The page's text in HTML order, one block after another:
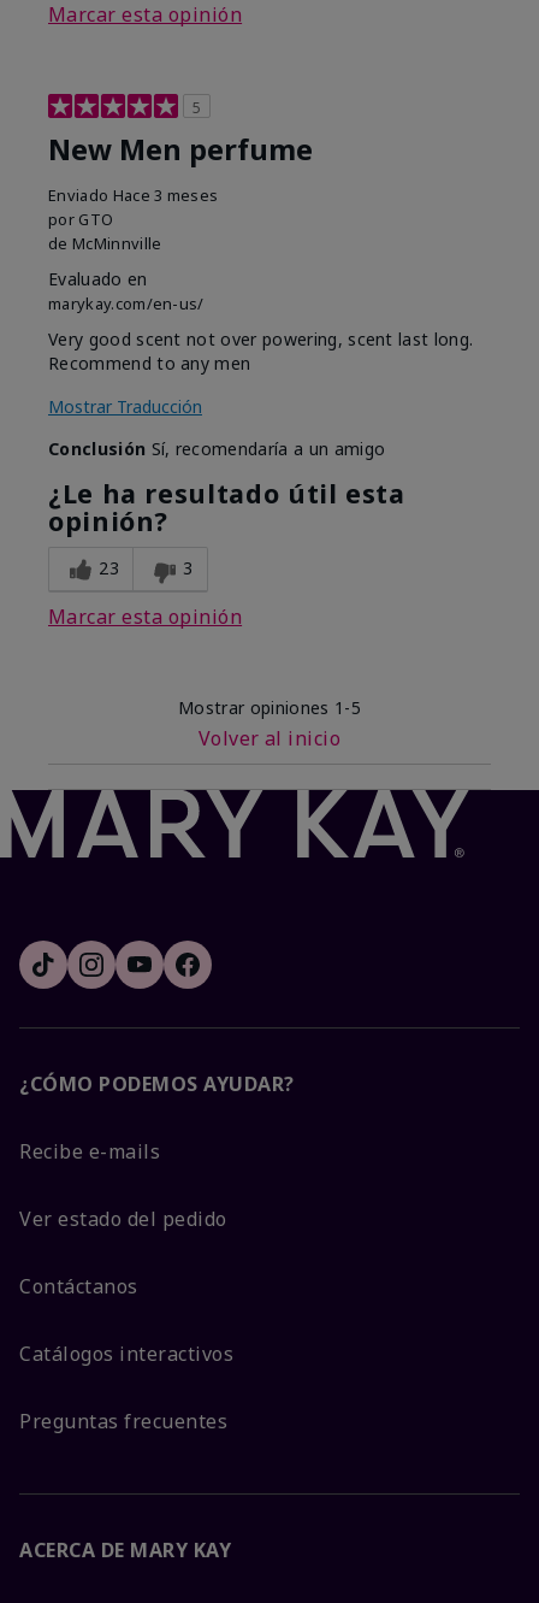
Marcar esta opinión
5
New Men perfume
Enviado Hace 3 meses
por GTO
de McMinnville
Evaluado en
marykay.com/en-us/
Very good scent not over powering, scent last long.
Recommend to any men
Mostrar Traducción
Conclusión Sí, recomendaría a un amigo
¿Le ha resultado útil esta
opinión?
23 3
Marcar esta opinión
Mostrar opiniones 1-5
Volver al inicio
¿CÓMO PODEMOS AYUDAR?
Recibe e-mails
Ver estado del pedido
Contáctanos
Catálogos interactivos
Preguntas frecuentes
ACERCA DE MARY KAY